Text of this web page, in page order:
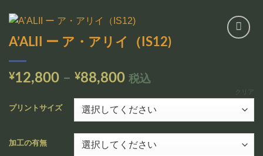
A’ALII ー ア・アリイ（IS12)
¥12,800 – ¥88,800価
帯:
¥12,800
–
¥88,800
税込
プリントサイズ
加工の有無
クリア